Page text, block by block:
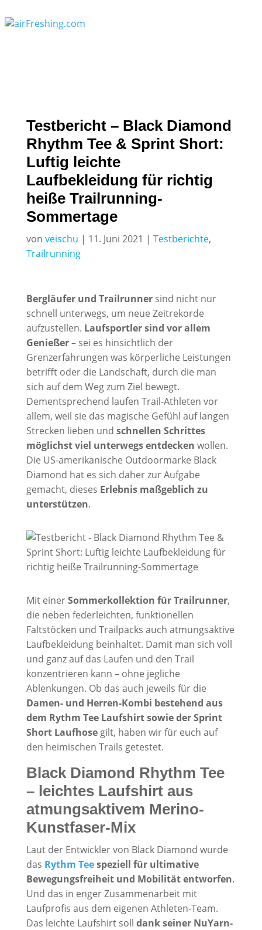
Testbericht – Black Diamond
Rhythm Tee & Sprint Short:
Luftig leichte
Laufbekleidung für richtig
heiße Trailrunning-
Sommertage
von veischu | 11. Juni 2021 | Testberichte,
Trailrunning
Bergläufer und Trailrunnersind nicht nur
schnell unterwegs, um neue Zeitrekorde
aufzustellen. Laufsportler sind vor allem
Genießer– sei es hinsichtlich der
Grenzerfahrungen was körperliche Leistungen
betrifft oder die Landschaft, durch die man
sich auf dem Weg zum Ziel bewegt.
Dementsprechend laufen Trail-Athleten vor
allem, weil sie das magische Gefühl auf langen
Strecken lieben und schnellen Schrittes
möglichst viel unterwegs entdecken wollen.
Die US-amerikanische Outdoormarke Black
Diamond hat es sich daher zur Aufgabe
gemacht, dieses Erlebnis maßgeblich zu
unterstützen.
Mit einerSommerkollektion für Trailrunner,
die neben federleichten, funktionellen
Faltstöcken und Trailpacks auch atmungsaktive
Laufbekleidung beinhaltet. Damit man sich voll
und ganz auf das Laufen und den Trail
konzentrieren kann – ohne jegliche
Ablenkungen. Ob das auch jeweils für die
Damen- und Herren-Kombi bestehend aus
dem Rythm Tee Laufshirt sowie der Sprint
Short Laufhosegilt, haben wir für euch auf
den heimischen Trails getestet.
Black Diamond Rhythm Tee
– leichtes Laufshirt aus
atmungsaktivem Merino-
Kunstfaser-Mix
Laut der Entwickler von Black Diamond wurde
das Rythm Teespeziell für ultimative
Bewegungsfreiheit und Mobilität entworfen.
Und das in enger Zusammenarbeit mit
Laufprofis aus dem eigenen Athleten-Team.
Das leichte Laufshirt soll dank seiner NuYarn-